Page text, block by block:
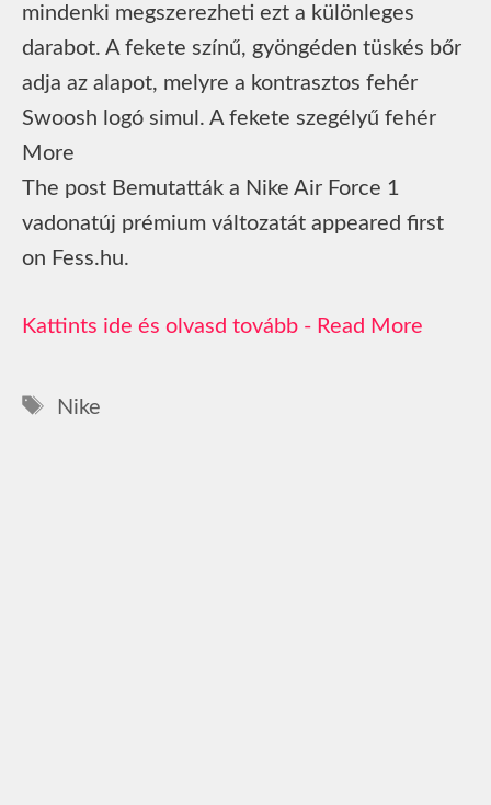
mindenki megszerezheti ezt a különleges
darabot. A fekete színű, gyöngéden tüskés bőr
adja az alapot, melyre a kontrasztos fehér
Swoosh logó simul. A fekete szegélyű fehér
More
The post Bemutatták a Nike Air Force 1
vadonatúj prémium változatát appeared first
on Fess.hu.
Read More
Címkék
Nike